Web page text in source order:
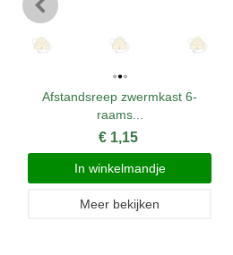
Afstandsreep zwermkast 6-
raams...
€ 1,15
In winkelmandje
Meer bekijken